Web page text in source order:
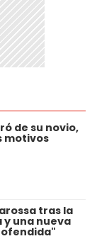
de su novio,
motivos
tras la
y una nueva